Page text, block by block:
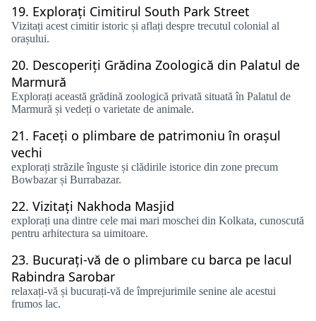
19. Explorați Cimitirul South Park Street
Vizitați acest cimitir istoric și aflați despre trecutul colonial al
orașului.
20. Descoperiți Grădina Zoologică din Palatul de
Marmură
Explorați această grădină zoologică privată situată în Palatul de
Marmură și vedeți o varietate de animale.
21. Faceți o plimbare de patrimoniu în orașul
vechi
explorați străzile înguste și clădirile istorice din zone precum
Bowbazar și Burrabazar.
22. Vizitați Nakhoda Masjid
explorați una dintre cele mai mari moschei din Kolkata, cunoscută
pentru arhitectura sa uimitoare.
23. Bucurați-vă de o plimbare cu barca pe lacul
Rabindra Sarobar
relaxați-vă și bucurați-vă de împrejurimile senine ale acestui
frumos lac.